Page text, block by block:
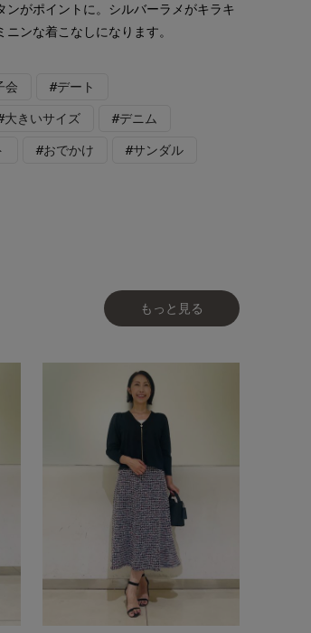
がポイントに。シルバーラメがキラキ
ンな着こなしになります。
会 #デート
大きいサイズ #デニム
#おでかけ #サンダル
もっと見る